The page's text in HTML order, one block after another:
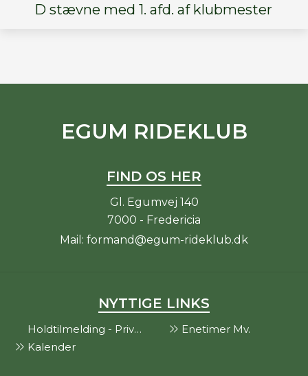
D stævne med 1. afd. af klubmester
EGUM RIDEKLUB
FIND OS HER
Gl. Egumvej 140
7000 - Fredericia
Mail: formand@egum-rideklub.dk
NYTTIGE LINKS
Holdtilmelding - Privat
Enetimer Mv.
Kalender